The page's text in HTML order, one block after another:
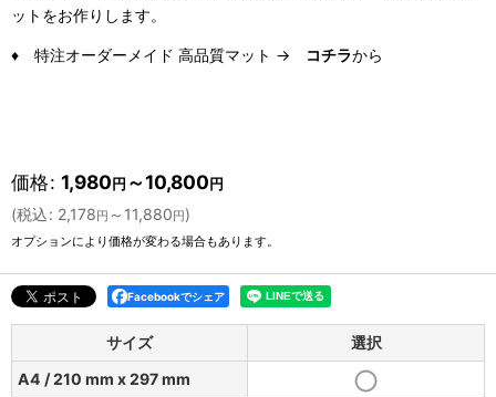
ットをお作りします。
♦ 特注オーダーメイド 高品質マット → コチラから
価格: 1,980円 ～10,800円
(税込: 2,178円 ～11,880円)
オプションにより価格が変わる場合もあります。
Facebookでシェア
サイズ
選択
A4 / 210 mm x 297 mm